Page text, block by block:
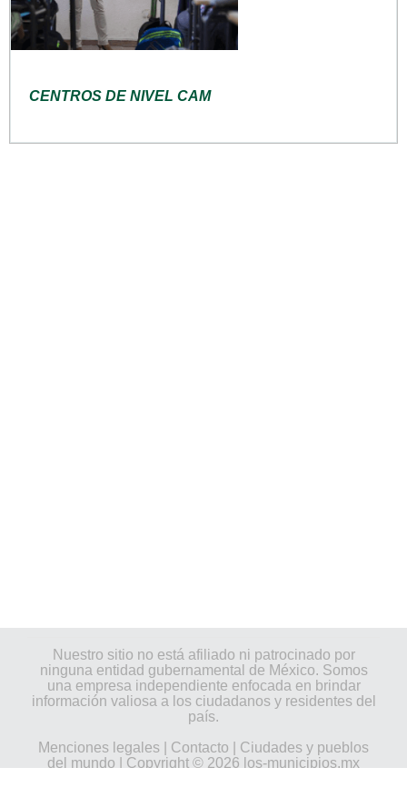
CENTROS DE NIVEL CAM
Nuestro sitio no está afiliado ni patrocinado por
ninguna entidad gubernamental de México. Somos
una empresa independiente enfocada en brindar
información valiosa a los ciudadanos y residentes del
país.
Menciones legales
Contacto
Ciudades y pueblos
del mundo | Copyright © 2026 los-municipios.mx